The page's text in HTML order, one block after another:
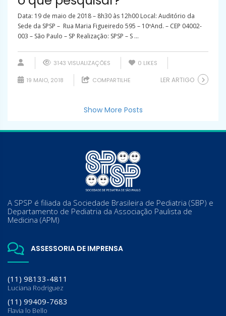
Data: 19 de maio de 2018 – 8h30 às 12h00 Local: Auditório da
Sede da SPSP – Rua Maria Figueiredo 595 – 10ºAnd. – CEP 04002-
003 – São Paulo – SP Realização: SPSP – S ...
3143 VISUALIZAÇÕES 0 LIKES
19 MAIO, 2018 COMPARTILHE LER ARTIGO
Show More Posts
A SPSP é filiada da Sociedade Brasileira de Pediatria (SBP) e
Departamento de Pediatria da Associação Paulista de
Medicina (APM)
ASSESSORIA DE IMPRENSA
(11) 98133-4811
Luciana Rodriguez
(11) 99409-7683
Flavia lo Bello